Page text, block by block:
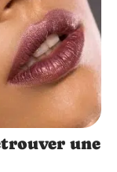
une